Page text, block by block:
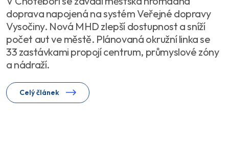
doprava napojená na systém Veřejné dopravy
Vysočiny. Nová MHD zlepší dostupnost a sníží
počet aut ve městě. Plánovaná okružní linka se
33 zastávkami propojí centrum, průmyslové zóny
a nádraží.
Celý článek